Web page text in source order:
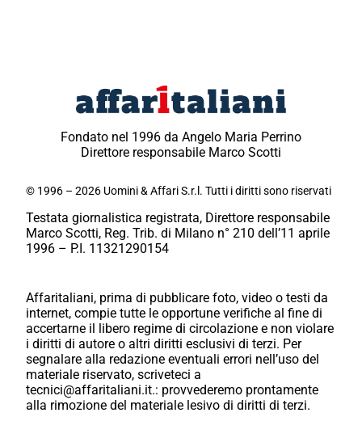
Fondato nel 1996 da Angelo Maria Perrino
Direttore responsabile Marco Scotti
© 1996 – 2026 Uomini & Affari S.r.l. Tutti i diritti sono riservati
Testata giornalistica registrata, Direttore responsabile
Marco Scotti, Reg. Trib. di Milano n° 210 dell’11 aprile
1996 – P.I. 11321290154
Affaritaliani, prima di pubblicare foto, video o testi da
internet, compie tutte le opportune verifiche al fine di
accertarne il libero regime di circolazione e non violare
i diritti di autore o altri diritti esclusivi di terzi. Per
segnalare alla redazione eventuali errori nell’uso del
materiale riservato, scriveteci a
tecnici@affaritaliani.it.: provvederemo prontamente
alla rimozione del materiale lesivo di diritti di terzi.